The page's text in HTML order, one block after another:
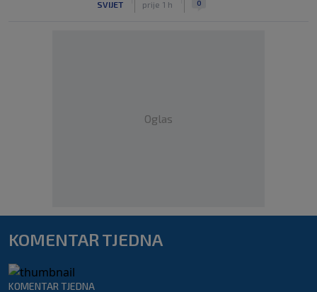
SVIJET prije 1 h 0
Oglas
KOMENTAR TJEDNA
KOMENTAR TJEDNA